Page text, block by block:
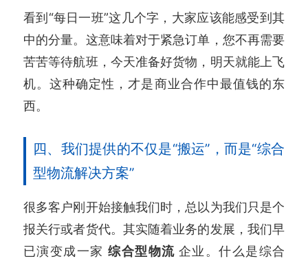
看到“每日一班”这几个字，大家应该能感受到其
中的分量。这意味着对于紧急订单，您不再需要
苦苦等待航班，今天准备好货物，明天就能上飞
机。这种确定性，才是商业合作中最值钱的东
西。
四、我们提供的不仅是“搬运”，而是“综合
型物流解决方案”
很多客户刚开始接触我们时，总以为我们只是个
报关行或者货代。其实随着业务的发展，我们早
已演变成一家综合型物流 企业。什么是综合